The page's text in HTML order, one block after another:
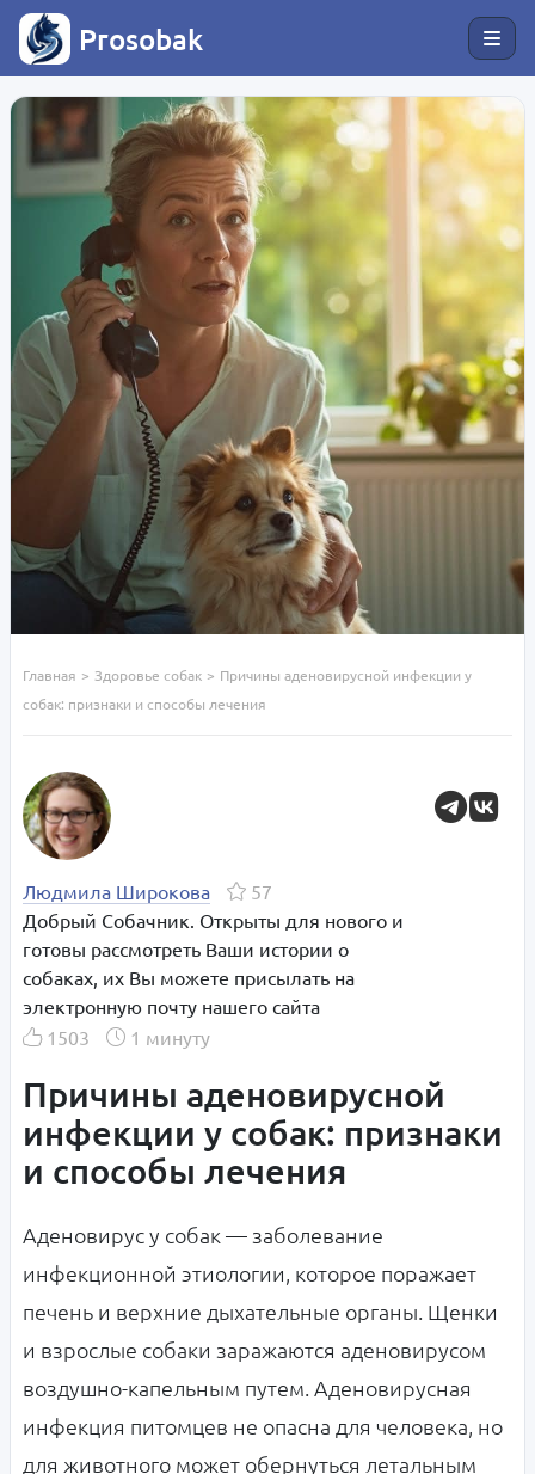
Prosobak
Главная > Здоровье собак > Причины аденовирусной инфекции у
собак: признаки и способы лечения
Людмила Широкова
57
Добрый Собачник. Открыты для нового и
готовы рассмотреть Ваши истории о
собаках, их Вы можете присылать на
электронную почту нашего сайта
1503
1 минуту
Причины аденовирусной
инфекции у собак: признаки
и способы лечения
Аденовирус у собак — заболевание
инфекционной этиологии, которое поражает
печень и верхние дыхательные органы. Щенки
и взрослые собаки заражаются аденовирусом
воздушно-капельным путем. Аденовирусная
инфекция питомцев не опасна для человека, но
для животного может обернуться летальным